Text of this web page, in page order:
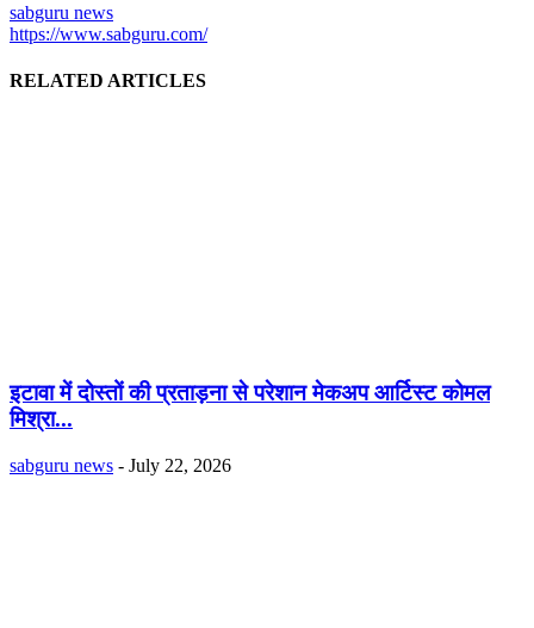
sabguru news
https://www.sabguru.com/
RELATED ARTICLES
इटावा में दोस्तों की प्रताड़ना से परेशान मेकअप आर्टिस्ट कोमल
मिश्रा...
sabguru news - July 22, 2026